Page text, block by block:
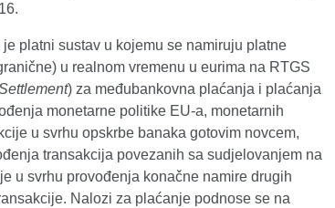
platni sustav u kojemu se namiruju platne
u realnom vremenu u eurima na RTGS
) za međubankovna plaćanja i plaćanja
monetarne politike EU-a, monetarnih
u svrhu opskrbe banaka gotovim novcem,
transakcija povezanih sa sudjelovanjem na
u svrhu provođenja konačne namire drugih
Nalozi za plaćanje podnose se na